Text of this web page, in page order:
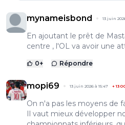
mynameisbond 13 juin
En ajoutant le prêt de
centre , l'OL va avoir une
0+ Répondre
mopi69 13 juin 2026 à 15:47 +
On n'a pas les moyens de
Il vaut mieux développer